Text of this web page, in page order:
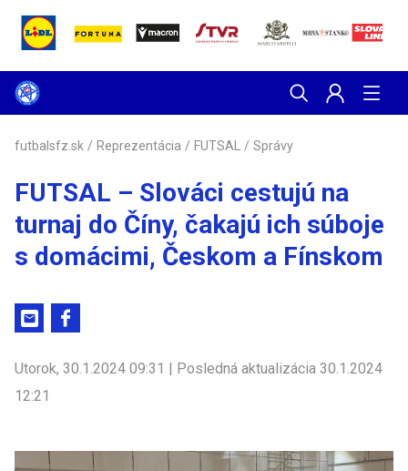
futbalsfz.sk / Reprezentácia / FUTSAL / Správy
FUTSAL – Slováci cestujú na
turnaj do Číny, čakajú ich súboje
s domácimi, Českom a Fínskom
Utorok, 30.1.2024 09:31 | Posledná aktualizácia 30.1.2024
12:21